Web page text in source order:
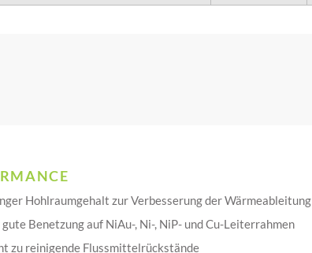
Hohlraumgehalt zur Verbesserung der Wärmeableitung
gute Benetzung auf NiAu-, Ni-, NiP- und Cu-Leiterrahmen
zu reinigende Flussmittelrückstände